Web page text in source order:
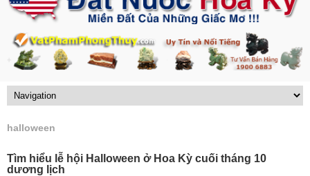
halloween
Tìm hiểu lễ hội Halloween ở Hoa Kỳ cuối tháng 10
dương lịch